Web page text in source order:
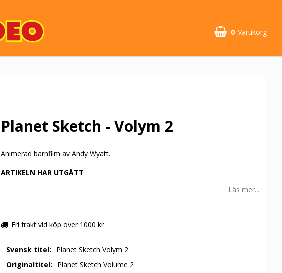
0 Varukorg
Planet Sketch - Volym 2
Animerad barnfilm av Andy Wyatt.
ARTIKELN HAR UTGÅTT
Läs mer...
Fri frakt vid köp över 1000 kr
Svensk titel
Planet Sketch Volym 2
Originaltitel
Planet Sketch Volume 2